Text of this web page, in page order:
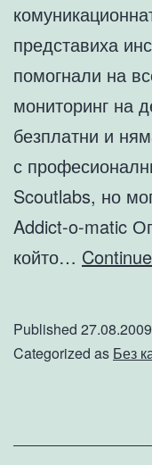
представиха
помогнали на
мониторинг на
безплатни и
с
Scoutlabs, но
Addict-o-matic
който…
Published 27.08.2009
Categorized as Без